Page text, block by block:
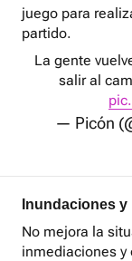
juego para
partido.
La gente
salir al
— Picón
Inundaciones y
No mejora la
inmediaciones y